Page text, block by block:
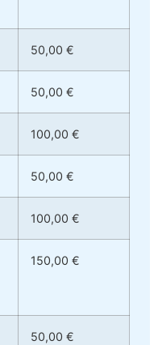
50,00 €
50,00 €
100,00 €
50,00 €
100,00 €
150,00 €
50,00 €